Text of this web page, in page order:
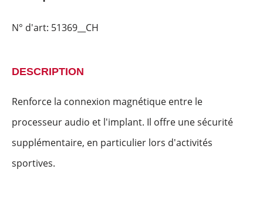
N° d'art: 51369__CH
DESCRIPTION
Renforce la connexion magnétique entre le
processeur audio et l'implant. Il offre une sécurité
supplémentaire, en particulier lors d'activités
sportives.